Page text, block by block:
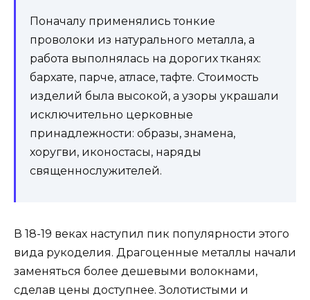
Поначалу применялись тонкие
проволоки из натурального металла, а
работа выполнялась на дорогих тканях:
бархате, парче, атласе, тафте. Стоимость
изделий была высокой, а узоры украшали
исключительно церковные
принадлежности: образы, знамена,
хоругви, иконостасы, наряды
священнослужителей.
В 18-19 веках наступил пик популярности этого
вида рукоделия. Драгоценные металлы начали
заменяться более дешевыми волокнами,
сделав цены доступнее. Золотистыми и